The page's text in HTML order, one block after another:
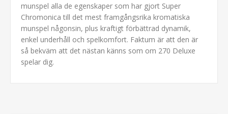
munspel alla de egenskaper som har gjort Super
Chromonica till det mest framgångsrika kromatiska
munspel någonsin, plus kraftigt förbättrad dynamik,
enkel underhåll och spelkomfort. Faktum är att den är
så bekväm att det nästan känns som om 270 Deluxe
spelar dig.